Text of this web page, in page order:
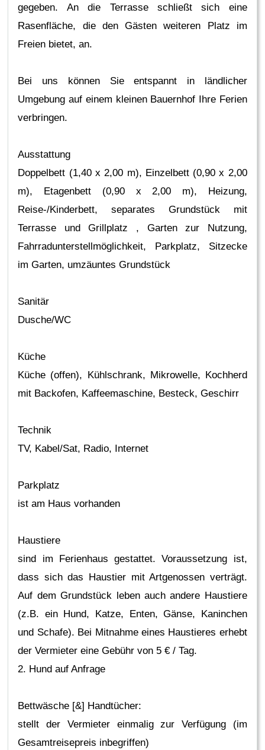
gegeben. An die Terrasse schließt sich eine
Rasenfläche, die den Gästen weiteren Platz im
Freien bietet, an.
Bei uns können Sie entspannt in ländlicher
Umgebung auf einem kleinen Bauernhof Ihre Ferien
verbringen.
Ausstattung
Doppelbett (1,40 x 2,00 m), Einzelbett (0,90 x 2,00
m), Etagenbett (0,90 x 2,00 m), Heizung,
Reise-/Kinderbett, separates Grundstück mit
Terrasse und Grillplatz , Garten zur Nutzung,
Fahrradunterstellmöglichkeit, Parkplatz, Sitzecke
im Garten, umzäuntes Grundstück
Sanitär
Dusche/WC
Küche
Küche (offen), Kühlschrank, Mikrowelle, Kochherd
mit Backofen, Kaffeemaschine, Besteck, Geschirr
Technik
TV, Kabel/Sat, Radio, Internet
Parkplatz
ist am Haus vorhanden
Haustiere
sind im Ferienhaus gestattet. Voraussetzung ist,
dass sich das Haustier mit Artgenossen verträgt.
Auf dem Grundstück leben auch andere Haustiere
(z.B. ein Hund, Katze, Enten, Gänse, Kaninchen
und Schafe). Bei Mitnahme eines Haustieres erhebt
der Vermieter eine Gebühr von 5 € / Tag.
2. Hund auf Anfrage
Bettwäsche [&] Handtücher:
stellt der Vermieter einmalig zur Verfügung (im
Gesamtreisepreis inbegriffen)